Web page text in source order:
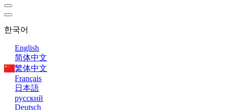
한국어
English
简体中文
繁体中文
Français
日本語
русский
Deutsch